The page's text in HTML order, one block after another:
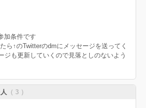
加条件です
ら↑のTwitterのdmにメッセージを送ってく
ジも更新していくので見落としのないよう
（ 3 ）